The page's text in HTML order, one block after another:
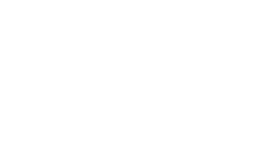
Privilege salonek (včetně vybraných nápojů,
osušky oproti kauci.